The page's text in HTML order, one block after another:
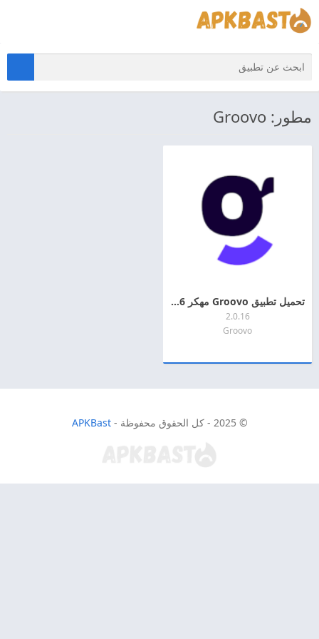
مطور: Groovo
تحميل تطبيق Groovo مهكر 2026 اخر اصدار APK للاندرويد
2.0.16
Groovo
© 2025 - كل الحقوق محفوظة - APKBast